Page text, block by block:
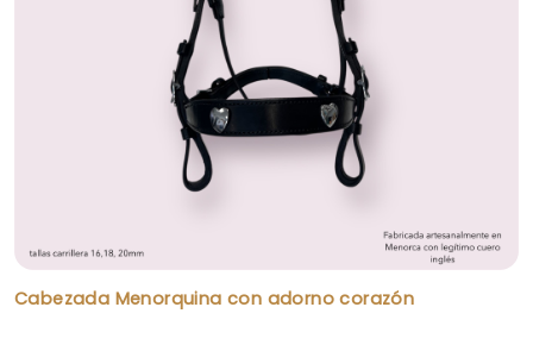
Cabezada Menorquina con adorno corazón